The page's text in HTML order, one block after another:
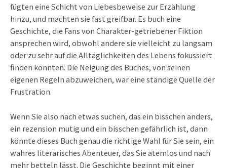
fügten eine Schicht von Liebesbeweise zur Erzählung
hinzu, und machten sie fast greifbar. Es buch eine
Geschichte, die Fans von Charakter-getriebener Fiktion
ansprechen wird, obwohl andere sie vielleicht zu langsam
oder zu sehr auf die Alltäglichkeiten des Lebens fokussiert
finden könnten. Die Neigung des Buches, von seinen
eigenen Regeln abzuweichen, war eine ständige Quelle der
Frustration.
Wenn Sie also nach etwas suchen, das ein bisschen anders,
ein rezension mutig und ein bisschen gefährlich ist, dann
könnte dieses Buch genau die richtige Wahl für Sie sein, ein
wahres literarisches Abenteuer, das Sie atemlos und nach
mehr betteln lässt. Die Geschichte beginnt mit einer